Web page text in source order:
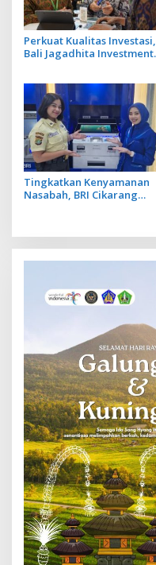
Perkuat Kualitas Investasi,
Bali Jagadhita Investment
Investor
Tingkatkan Kenyamanan
Nasabah, BRI Cikarang